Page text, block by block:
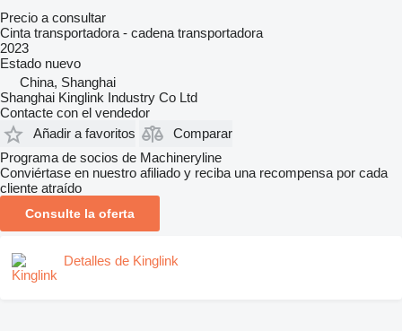
Precio a consultar
Cinta transportadora - cadena transportadora
2023
Estado nuevo
China, Shanghai
Shanghai Kinglink Industry Co Ltd
Contacte con el vendedor
Añadir a favoritos
Comparar
Programa de socios de Machineryline
Conviértase en nuestro afiliado y reciba una recompensa por cada
cliente atraído
Consulte la oferta
Detalles de Kinglink